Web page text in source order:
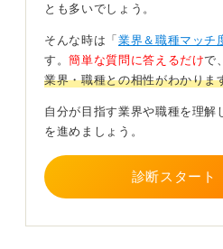
代表的な職種としては、やはり
られます。
スタイリスト、バイヤー、デザ
ドの広報（プレス）や商品開発
といった仕事は、まさにファッ
また、美容師やヘアメイクアッ
美容関連の仕事も、おしゃれ
とも多いでしょう。
そんな時は「 業界＆職種マッチ
す。簡単な質問に答えるだけで、
業界・職種との相性がわかりま
自分が目指す業界や職種を理解
を進めましょう。
診断スタート